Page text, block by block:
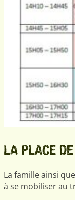
LA PLACE
La famille ainsi
à se mobiliser au